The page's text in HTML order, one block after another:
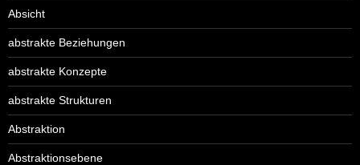
Absicht
abstrakte Beziehungen
abstrakte Konzepte
abstrakte Strukturen
Abstraktion
Abstraktionsebene